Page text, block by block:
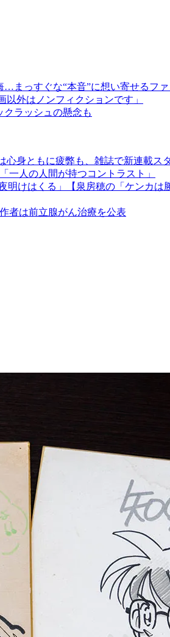
まっすぐな“本音”に想い寄せるフ
外はノンフィクションです」
ラッシュの懸念も
身ともに疲弊も、雑誌で新連載ス
一人の人間が持つコントラスト」
明けはくる」【泉房穂の「ケンカは
者は前立腺がん治療を公表